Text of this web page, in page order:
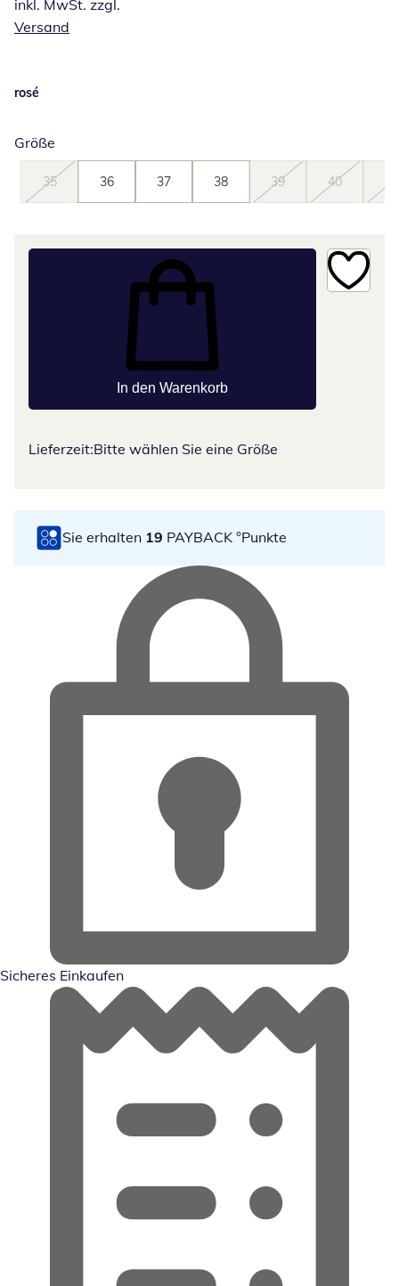
inkl. MwSt. zzgl.
Versand
rosé
Größe
35 36 37 38 39 40
In den Warenkorb
Lieferzeit:Bitte wählen Sie eine Größe
Sie erhalten 19 PAYBACK °Punkte
Sicheres Einkaufen